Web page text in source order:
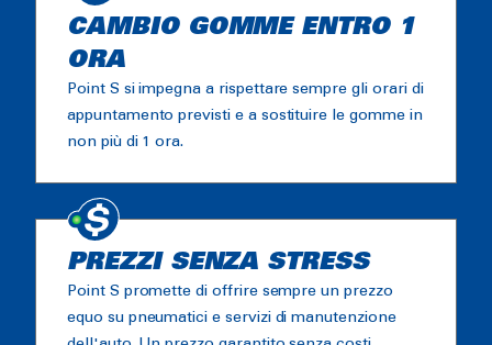
CAMBIO GOMME ENTRO 1
ORA
Point S si impegna a rispettare sempre gli orari di
appuntamento previsti e a sostituire le gomme in
non più di 1 ora.
PREZZI SENZA STRESS
Point S promette di offrire sempre un prezzo
equo su pneumatici e servizi di manutenzione